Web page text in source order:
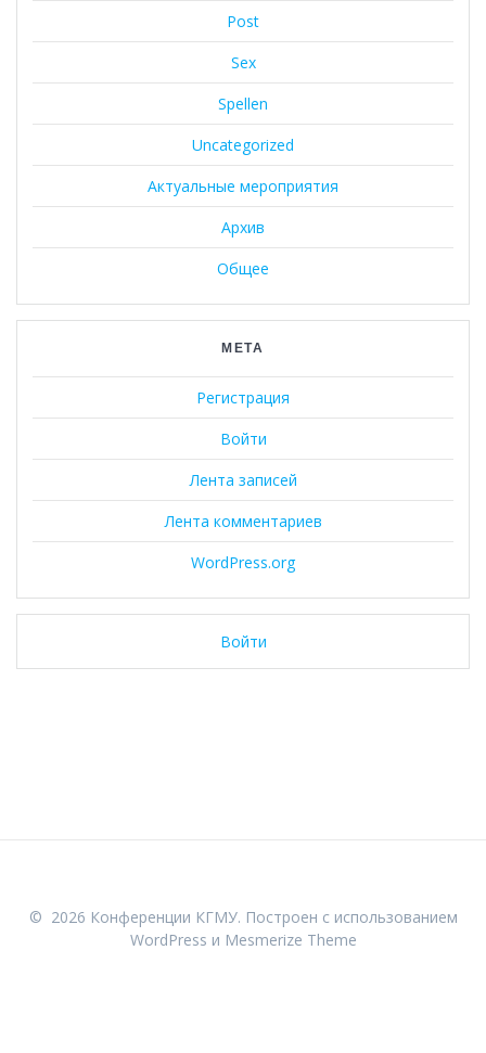
Post
Sex
Spellen
Uncategorized
Актуальные мероприятия
Архив
Общее
МЕТА
Регистрация
Войти
Лента записей
Лента комментариев
WordPress.org
Войти
© 2026 Конференции КГМУ. Построен с использованием
WordPress и Mesmerize Theme